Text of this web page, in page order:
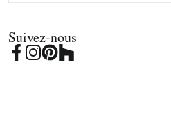
Suivez-nous